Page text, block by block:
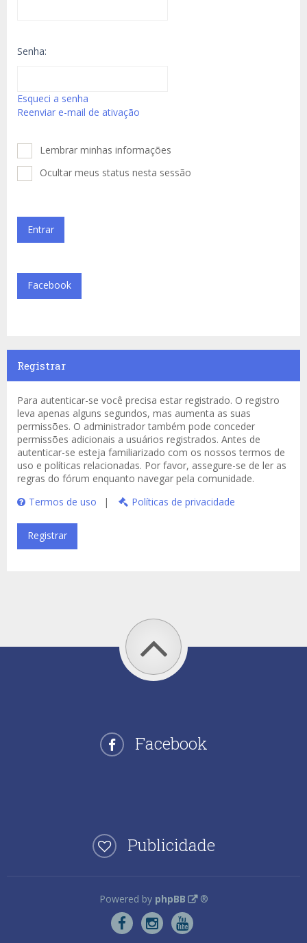
Senha:
Esqueci a senha
Reenviar e-mail de ativação
Lembrar minhas informações
Ocultar meus status nesta sessão
Facebook
Registrar
Para autenticar-se você precisa estar registrado. O registro
leva apenas alguns segundos, mas aumenta as suas
permissões. O administrador também pode conceder
permissões adicionais a usuários registrados. Antes de
autenticar-se esteja familiarizado com os nossos termos de
uso e políticas relacionadas. Por favor, assegure-se de ler as
regras do fórum enquanto navegar pela comunidade.
Termos de uso
| Políticas de privacidade
Registrar
Facebook
Publicidade
Powered by phpBB ®